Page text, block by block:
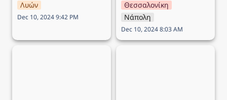
Λυών
Dec 10, 2024 9:42 PM
Θεσσαλονίκη
Νάπολη
Dec 10, 2024 8:03 AM